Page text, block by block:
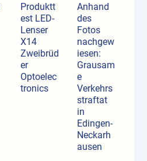
Produktt
est LED-
Lenser
X14
Zweibrüd
er
Optoelec
tronics
Anhand
des
Fotos
nachgew
iesen:
Grausam
e
Verkehrs
straftat
in
Edingen-
Neckarh
ausen